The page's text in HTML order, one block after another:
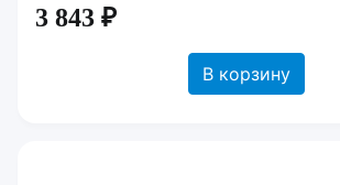
3 843 ₽
В корзину